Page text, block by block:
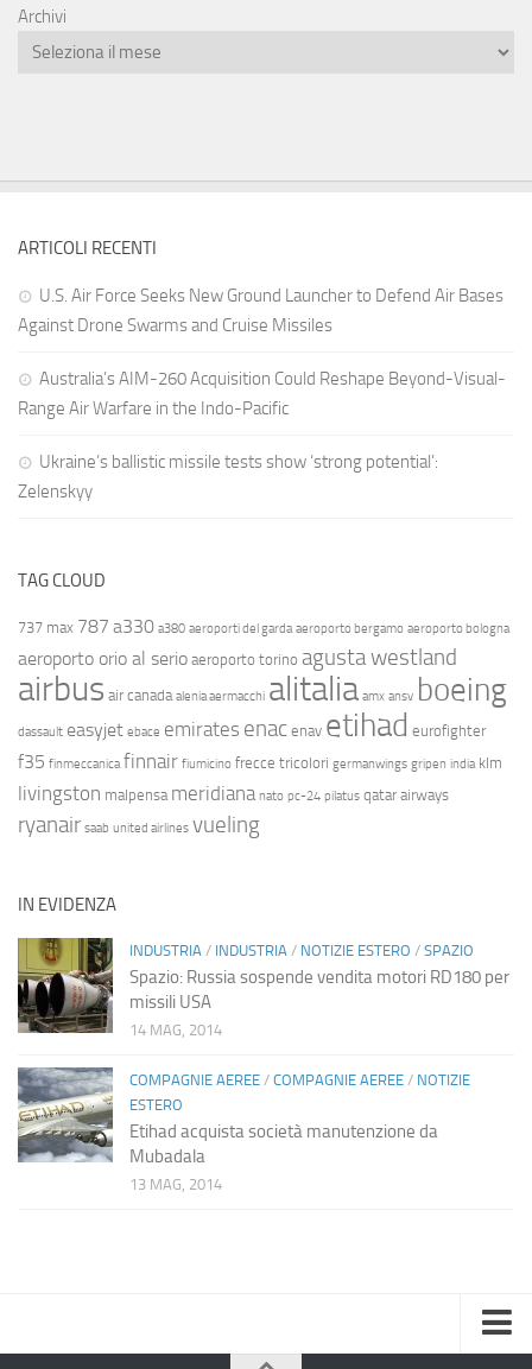
Archivi
ARTICOLI RECENTI
U.S. Air Force Seeks New Ground Launcher to Defend Air Bases
Against Drone Swarms and Cruise Missiles
Australia’s AIM-260 Acquisition Could Reshape Beyond-Visual-
Range Air Warfare in the Indo-Pacific
Ukraine’s ballistic missile tests show ‘strong potential’:
Zelenskyy
TAG CLOUD
737 max 787 a330 a380 aeroporti del garda aeroporto bergamo aeroporto bologna
aeroporto orio al serio aeroporto torino agusta westland
airbus air canada alenia aermacchi alitalia amx ansv boeing
dassault easyjet ebace emirates enac enav etihad eurofighter
f35 finmeccanica finnair fiumicino frecce tricolori germanwings gripen india klm
livingston malpensa meridiana nato pc-24 pilatus qatar airways
ryanair saab united airlines vueling
IN EVIDENZA
INDUSTRIA / INDUSTRIA / NOTIZIE ESTERO / SPAZIO
Spazio: Russia sospende vendita motori RD180 per
missili USA
14 MAG, 2014
COMPAGNIE AEREE / COMPAGNIE AEREE / NOTIZIE
ESTERO
Etihad acquista società manutenzione da
Mubadala
13 MAG, 2014